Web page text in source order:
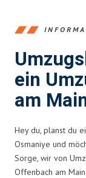
ein
am
Hey du, planst du
Osmaniye und
Sorge, wir von
Offenbach am